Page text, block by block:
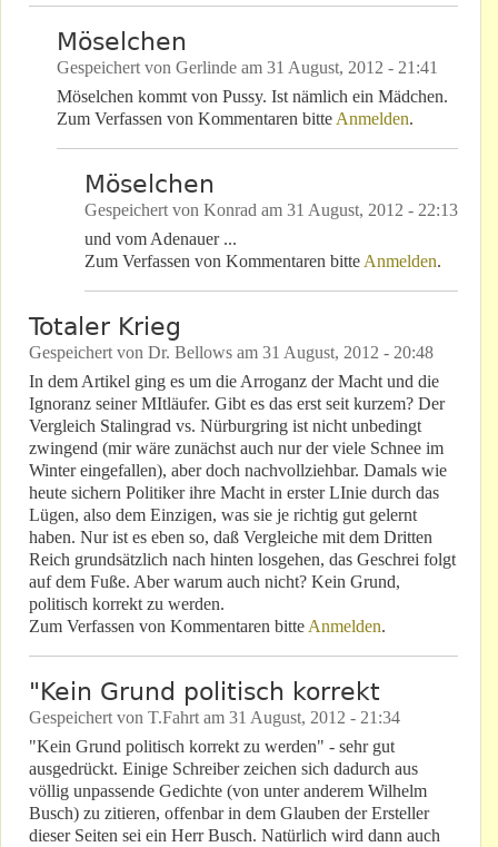
Möselchen
Gespeichert von Gerlinde am 31 August, 2012 - 21:41
Möselchen kommt von Pussy. Ist nämlich ein Mädchen.
Zum Verfassen von Kommentaren bitte Anmelden.
Möselchen
Gespeichert von Konrad am 31 August, 2012 - 22:13
und vom Adenauer ...
Zum Verfassen von Kommentaren bitte Anmelden.
Totaler Krieg
Gespeichert von Dr. Bellows am 31 August, 2012 - 20:48
In dem Artikel ging es um die Arroganz der Macht und die
Ignoranz seiner MItläufer. Gibt es das erst seit kurzem? Der
Vergleich Stalingrad vs. Nürburgring ist nicht unbedingt
zwingend (mir wäre zunächst auch nur der viele Schnee im
Winter eingefallen), aber doch nachvollziehbar. Damals wie
heute sichern Politiker ihre Macht in erster LInie durch das
Lügen, also dem Einzigen, was sie je richtig gut gelernt
haben. Nur ist es eben so, daß Vergleiche mit dem Dritten
Reich grundsätzlich nach hinten losgehen, das Geschrei folgt
auf dem Fuße. Aber warum auch nicht? Kein Grund,
politisch korrekt zu werden.
Zum Verfassen von Kommentaren bitte Anmelden.
"Kein Grund politisch korrekt
Gespeichert von T.Fahrt am 31 August, 2012 - 21:34
"Kein Grund politisch korrekt zu werden" - sehr gut
ausgedrückt. Einige Schreiber zeichen sich dadurch aus
völlig unpassende Gedichte (von unter anderem Wilhelm
Busch) zu zitieren, offenbar in dem Glauben der Ersteller
dieser Seiten sei ein Herr Busch. Natürlich wird dann auch